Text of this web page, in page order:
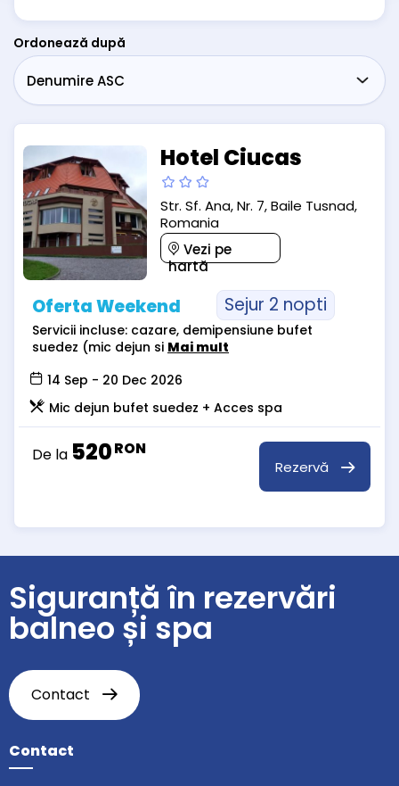
Ordonează după
Hotel Ciucas
Str. Sf. Ana, Nr. 7, Baile Tusnad,
Romania
Vezi pe
hartă
Oferta Weekend Sejur 2 nopti
Servicii incluse: cazare, demipensiune bufet
suedez (mic dejun si Mai mult
14 Sep - 20 Dec 2026
Mic dejun bufet suedez + Acces spa
De la 520RON
Rezervă
Siguranță în rezervări
balneo și spa
Contact
Contact